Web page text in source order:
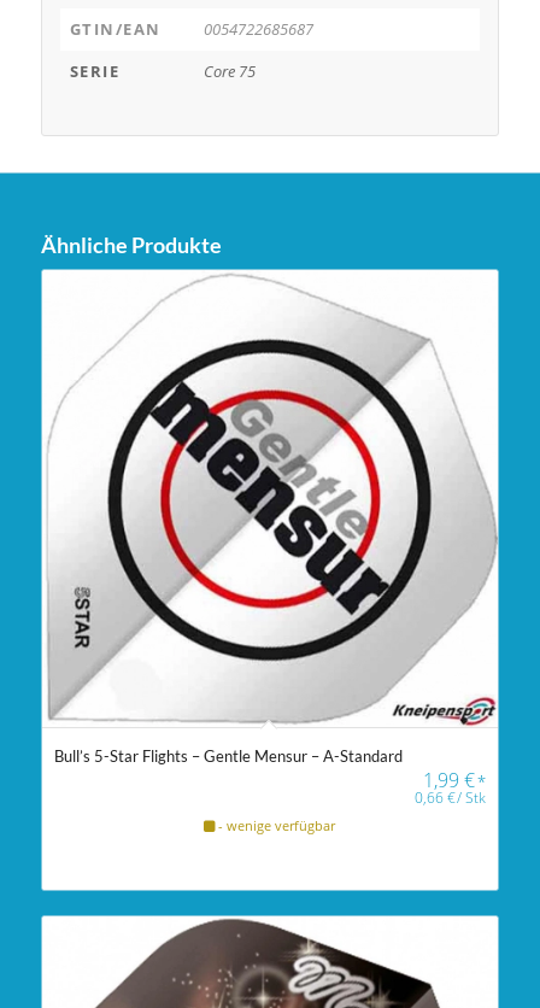
GTIN/EAN
0054722685687
SERIE
Core 75
Ähnliche Produkte
Bull’s 5-Star Flights – Gentle Mensur – A-Standard
1,99€*
0,66€/Stk
- wenige verfügbar